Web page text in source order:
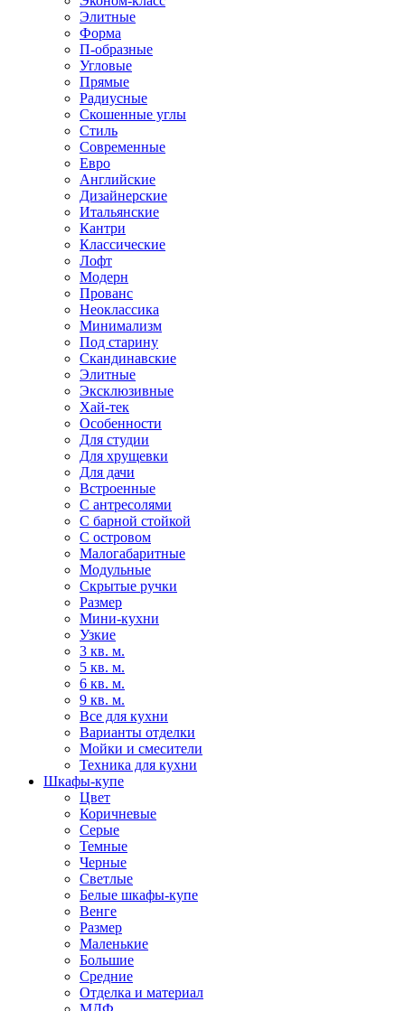
Элитные
Форма
П-образные
Угловые
Прямые
Радиусные
Скошенные углы
Стиль
Современные
Евро
Английские
Дизайнерские
Итальянские
Кантри
Классические
Лофт
Модерн
Прованс
Неоклассика
Минимализм
Под старину
Скандинавские
Элитные
Эксклюзивные
Хай-тек
Особенности
Для студии
Для хрущевки
Для дачи
Встроенные
С антресолями
С барной стойкой
С островом
Малогабаритные
Модульные
Скрытые ручки
Размер
Мини-кухни
Узкие
3 кв. м.
5 кв. м.
6 кв. м.
9 кв. м.
Все для кухни
Варианты отделки
Мойки и смесители
Техника для кухни
Шкафы-купе
Цвет
Коричневые
Серые
Темные
Черные
Светлые
Белые шкафы-купе
Венге
Размер
Маленькие
Большие
Средние
Отделка и материал